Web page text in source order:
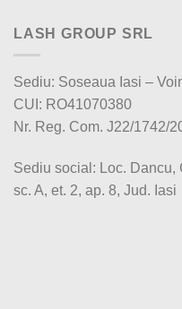
LASH GROUP SRL
Sediu: Soseaua Iasi –
CUI: RO41070380
Nr. Reg. Com. J22/1742/
Sediu social: Loc. Dancu,
sc. A, et. 2, ap. 8, Jud. Iasi